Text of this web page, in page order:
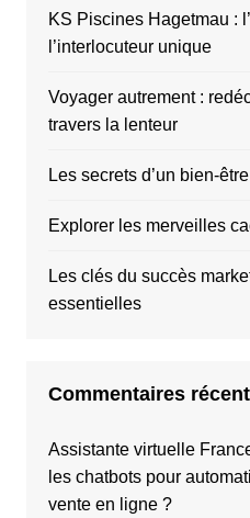
KS Piscines Hagetmau :
l’interlocuteur unique
Voyager autrement :
travers la lenteur
Les secrets d’un bien-
Explorer les merveilles
Les clés du succès
essentielles
Commentaires
Assistante virtuelle
les chatbots pour
vente en ligne ?